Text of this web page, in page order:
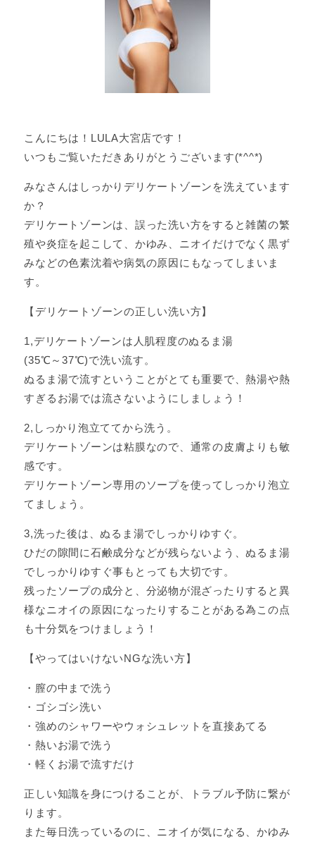
こんにちは！LULA大宮店です！
いつもご覧いただきありがとうございます(*^^*)
みなさんはしっかりデリケートゾーンを洗えています
か？
デリケートゾーンは、誤った洗い方をすると雑菌の繁
殖や炎症を起こして、かゆみ、ニオイだけでなく黒ず
みなどの色素沈着や病気の原因にもなってしまいま
す。
【デリケートゾーンの正しい洗い方】
1,デリケートゾーンは人肌程度のぬるま湯
(35℃～37℃)で洗い流す。
ぬるま湯で流すということがとても重要で、熱湯や熱
すぎるお湯では流さないようにしましょう！
2,しっかり泡立ててから洗う。
デリケートゾーンは粘膜なので、通常の皮膚よりも敏
感です。
デリケートゾーン専用のソープを使ってしっかり泡立
てましょう。
3,洗った後は、ぬるま湯でしっかりゆすぐ。
ひだの隙間に石鹸成分などが残らないよう、ぬるま湯
でしっかりゆすぐ事もとっても大切です。
残ったソープの成分と、分泌物が混ざったりすると異
様なニオイの原因になったりすることがある為この点
も十分気をつけましょう！
【やってはいけないNGな洗い方】
・膣の中まで洗う
・ゴシゴシ洗い
・強めのシャワーやウォシュレットを直接あてる
・熱いお湯で洗う
・軽くお湯で流すだけ
正しい知識を身につけることが、トラブル予防に繋が
ります。
また毎日洗っているのに、ニオイが気になる、かゆみ